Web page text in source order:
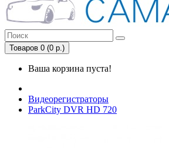
Товаров 0 (0 р.)
Ваша корзина пуста!
Видеорегистраторы
ParkCity DVR HD 720